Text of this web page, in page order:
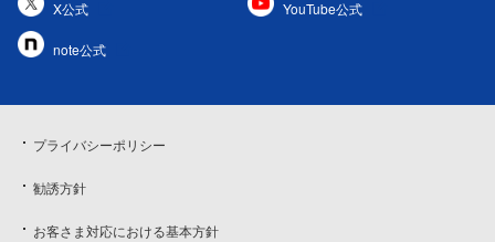
X公式 YouTube公式
note公式
プライバシーポリシー
勧誘方針
お客さま対応における基本方針